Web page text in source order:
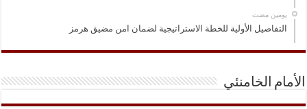
‏يومين مضت
التفاصيل الأولية للخطة الاستراتيجية لضمان امن مضيق هرمز
الأمام الخامنئي